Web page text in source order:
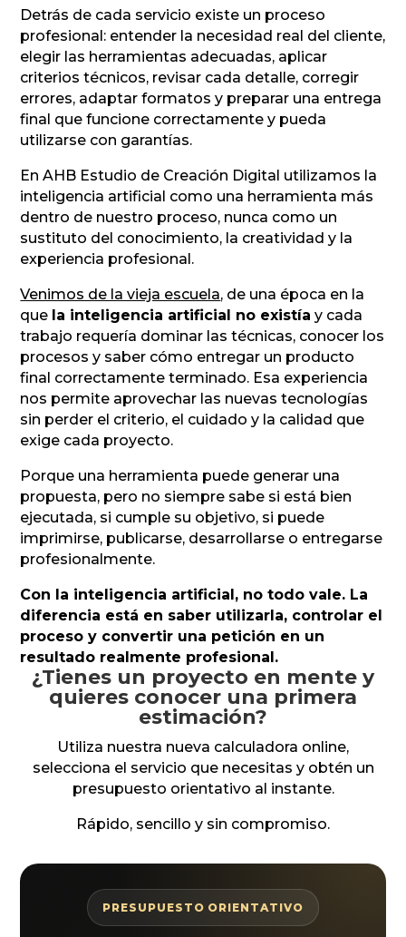
Detrás de cada servicio existe un proceso
profesional: entender la necesidad real del cliente,
elegir las herramientas adecuadas, aplicar
criterios técnicos, revisar cada detalle, corregir
errores, adaptar formatos y preparar una entrega
final que funcione correctamente y pueda
utilizarse con garantías.
En AHB Estudio de Creación Digital utilizamos la
inteligencia artificial como una herramienta más
dentro de nuestro proceso, nunca como un
sustituto del conocimiento, la creatividad y la
experiencia profesional.
Venimos de la vieja escuela, de una época en la
que la inteligencia artificial no existía y cada
trabajo requería dominar las técnicas, conocer los
procesos y saber cómo entregar un producto
final correctamente terminado. Esa experiencia
nos permite aprovechar las nuevas tecnologías
sin perder el criterio, el cuidado y la calidad que
exige cada proyecto.
Porque una herramienta puede generar una
propuesta, pero no siempre sabe si está bien
ejecutada, si cumple su objetivo, si puede
imprimirse, publicarse, desarrollarse o entregarse
profesionalmente.
Con la inteligencia artificial, no todo vale. La
diferencia está en saber utilizarla, controlar el
proceso y convertir una petición en un
resultado realmente profesional.
¿Tienes un proyecto en mente y
quieres conocer una primera
estimación?
Utiliza nuestra nueva calculadora online,
selecciona el servicio que necesitas y obtén un
presupuesto orientativo al instante.
Rápido, sencillo y sin compromiso.
PRESUPUESTO ORIENTATIVO